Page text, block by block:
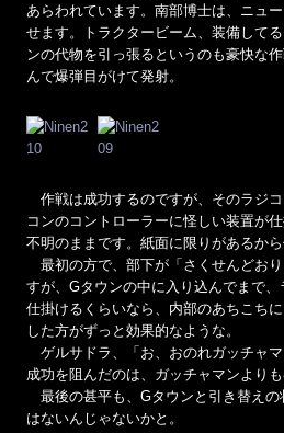
あらわれています。南部博士は、ニュ
せます。トラクタービーム、装備して
ンの代物を引っ張るというのも豪快な
んで爆弾目がけて発射。
作戦は成功するのですが、そのラジ
コンのコントローラーに怪しい装置が
不明のままです。紙面に限りがあるか
最初の方で、部下が「さくせんどお
すが、Gタウンの中に入り込んでまで
仕掛けるくらいなら、内部のあちこち
した方がずっと効果的なような。
ゲルサドラ、「お、おのれガッチャ
成功を阻んだのは、ガッチャマンより
最後の甚平も、Gタウンと引き替え
はないんじゃないかと。